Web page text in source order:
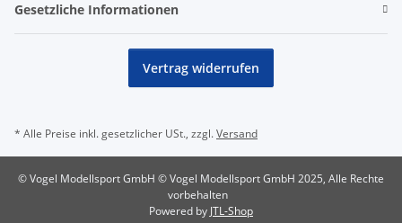
Gesetzliche Informationen
Vertrag widerrufen
* Alle Preise inkl. gesetzlicher USt., zzgl.Versand
© Vogel Modellsport GmbH © Vogel Modellsport GmbH 2025, Alle Rechte
vorbehalten
Powered by JTL-Shop